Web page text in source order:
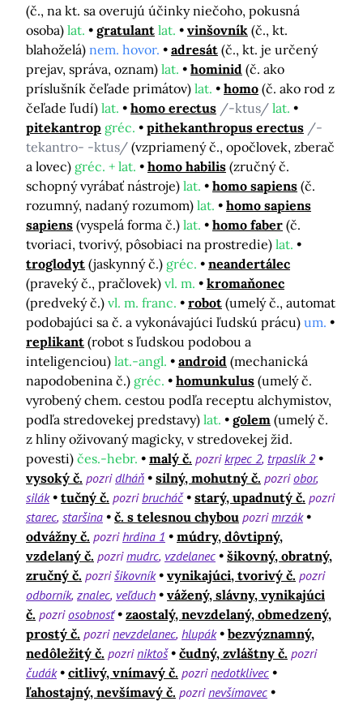
(č., na kt. sa overujú účinky niečoho, pokusná
osoba) lat. gratulant lat. vinšovník (č., kt.
blahoželá) nem. hovor. adresát (č., kt. je určený
prejav, správa, oznam) lat. hominid (č. ako
príslušník čeľade primátov) lat. homo (č. ako rod z
čeľade ľudí) lat. homo erectus /-ktus/ lat.
pitekantrop gréc. pithekanthropus erectus /-
tekantro- -ktus/ (vzpriamený č., opočlovek, zberač
a lovec) gréc. + lat. homo habilis (zručný č.
schopný vyrábať nástroje) lat. homo sapiens (č.
rozumný, nadaný rozumom) lat.
homo sapiens
sapiens (vyspelá forma č.) lat. homo faber (č.
tvoriaci, tvorivý, pôsobiaci na prostredie) lat.
troglodyt (jaskynný č.) gréc.
neandertálec
(praveký č., pračlovek) vl. m.
kromaňonec
(predveký č.) vl. m. franc. robot (umelý č., automat
podobajúci sa č. a vykonávajúci ľudskú prácu) um.
replikant (robot s ľudskou podobou a
inteligenciou) lat.-angl. android (mechanická
napodobenina č.) gréc. homunkulus (umelý č.
vyrobený chem. cestou podľa receptu alchymistov,
podľa stredovekej predstavy) lat. golem (umelý č.
z hliny oživovaný magicky, v stredovekej žid.
povesti) čes.-hebr. malý č. pozrikrpec 2 trpaslík 2
vysoký č. pozridlháň silný, mohutný č. pozriobor
silák
tučný č. pozribrucháč starý, upadnutý č. pozri
starec staršina č. s telesnou chybou pozrimrzák
odvážny č. pozrihrdina 1
múdry, dôvtipný,
vzdelaný č. pozrimudrc vzdelanec
šikovný, obratný,
zručný č. pozrišikovník vynikajúci, tvorivý č. pozri
odborník znalec veľduch
vážený, slávny, vynikajúci
č. pozriosobnosť
zaostalý, nevzdelaný, obmedzený,
prostý č. pozrinevzdelanec hlupák
bezvýznamný,
nedôležitý č. pozriniktoš čudný, zvláštny č. pozri
čudák
citlivý, vnímavý č. pozrinedotklivec
ľahostajný, nevšímavý č. pozrinevšímavec